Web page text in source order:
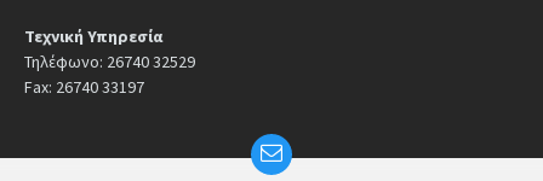
Τεχνική Υπηρεσία
Τηλέφωνο: 26740 32529
Fax: 26740 33197